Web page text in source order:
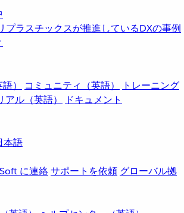
プラスチックスが推進しているDXの事例
）
コミュニティ（英語）
トレーニング
ル（英語）
ドキュメント
本語
に連絡サポートを依頼 グローバル拠